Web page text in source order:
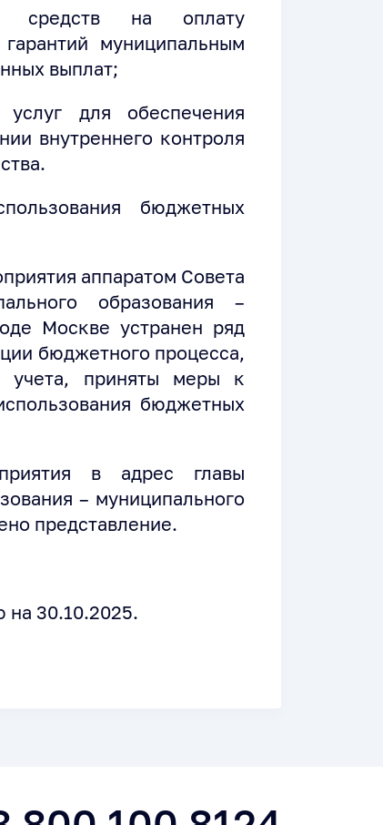
средств на оплату
муниципальным
выплат;
для обеспечения
внутреннего контроля
бюджетных
аппаратом Совета
образования –
Москве устранен ряд
бюджетного процесса,
учета, приняты меры к
бюджетных
в адрес главы
– муниципального
представление.
на 30.10.2025.